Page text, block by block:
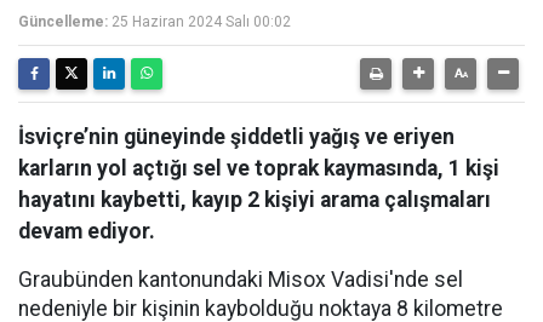
Güncelleme: 25 Haziran 2024 Salı 00:02
İsviçre’nin güneyinde şiddetli yağış ve eriyen
karların yol açtığı sel ve toprak kaymasında, 1 kişi
hayatını kaybetti, kayıp 2 kişiyi arama çalışmaları
devam ediyor.
Graubünden kantonundaki Misox Vadisi'nde sel
nedeniyle bir kişinin kaybolduğu noktaya 8 kilometre